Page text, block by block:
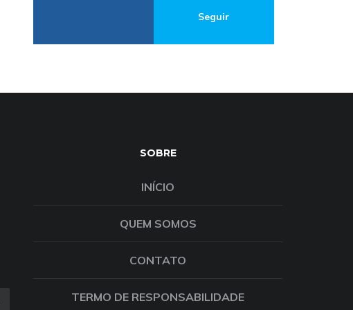
Seguir
SOBRE
INÍCIO
QUEM SOMOS
CONTATO
TERMO DE RESPONSABILIDADE